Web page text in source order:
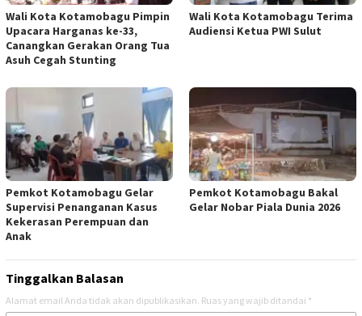
Wali Kota Kotamobagu Pimpin
Upacara Harganas ke-33,
Canangkan Gerakan Orang Tua
Asuh Cegah Stunting
Wali Kota Kotamobagu Terima
Audiensi Ketua PWI Sulut
Pemkot Kotamobagu Gelar
Supervisi Penanganan Kasus
Kekerasan Perempuan dan
Anak
Pemkot Kotamobagu Bakal
Gelar Nobar Piala Dunia 2026
Tinggalkan Balasan
Alamat email Anda tidak akan dipublikasikan. Ruas yang wajib ditandai *